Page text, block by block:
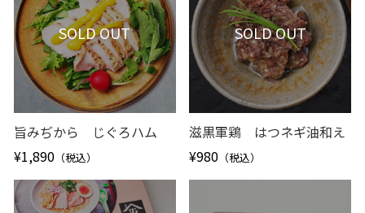
SOLD OUT
旨みぢから じぐろハム
¥1,890 （税込）
SOLD OUT
滋黒軍鶏 はつネギ油和え
¥980 （税込）